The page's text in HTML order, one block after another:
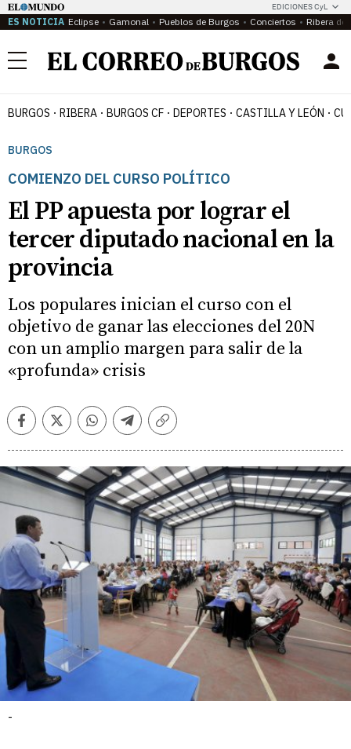
EDICIONES CyL
ES NOTICIA Eclipse Gamonal Pueblos de Burgos Conciertos Ribera del
Menú
BURGOS RIBERA BURGOS CF DEPORTES CASTILLA Y LEÓN
BURGOS
COMIENZO DEL CURSO POLÍTICO
El PP apuesta por lograr el
tercer diputado nacional en la
provincia
Los populares inician el curso con el
objetivo de ganar las elecciones del 20N
con un amplio margen para salir de la
«profunda» crisis
FacebookTwitterWhatsappTelegramCopiar
-